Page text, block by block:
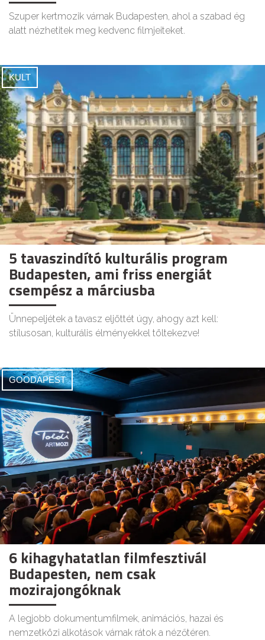
Szuper kertmozik várnak Budapesten, ahol a szabad ég
alatt nézhetitek meg kedvenc filmjeiteket.
KULT
5 tavaszindító kulturális program
Budapesten, ami friss energiát
csempész a márciusba
Ünnepeljétek a tavasz eljöttét úgy, ahogy azt kell:
stílusosan, kulturális élményekkel töltekezve!
GOODAPEST
6 kihagyhatatlan filmfesztivál
Budapesten, nem csak
mozirajongóknak
A legjobb dokumentumfilmek, animációs, hazai és
nemzetközi alkotások várnak rátok a nézőtéren.